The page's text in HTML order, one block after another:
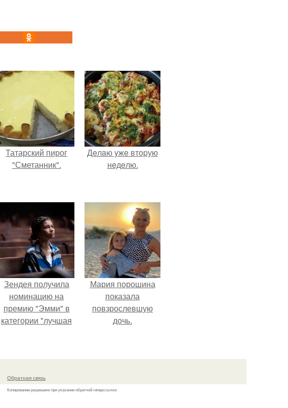
Татарский пирог
"Сметанник".
Дeлaю yжe втopую
нeдeлю.
Зендея получила
номинацию на
премию "Эмми" в
категории "лучшая
сериале" за третий
Мария порошина
показала
повзрослевшую
дочь.
Обратная связь
Копирование разрешено при указании обратной гиперссылки.